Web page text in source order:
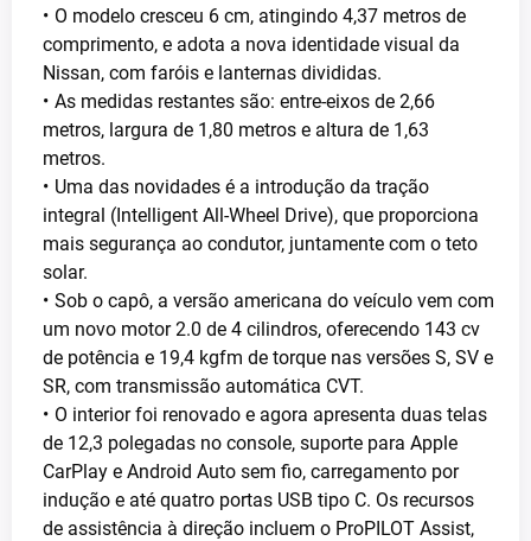
O modelo cresceu 6 cm, atingindo 4,37 metros de
comprimento, e adota a nova identidade visual da
Nissan, com faróis e lanternas divididas.
As medidas restantes são: entre-eixos de 2,66
metros, largura de 1,80 metros e altura de 1,63
metros.
Uma das novidades é a introdução da tração
integral (Intelligent All-Wheel Drive), que proporciona
mais segurança ao condutor, juntamente com o teto
solar.
Sob o capô, a versão americana do veículo vem com
um novo motor 2.0 de 4 cilindros, oferecendo 143 cv
de potência e 19,4 kgfm de torque nas versões S, SV e
SR, com transmissão automática CVT.
O interior foi renovado e agora apresenta duas telas
de 12,3 polegadas no console, suporte para Apple
CarPlay e Android Auto sem fio, carregamento por
indução e até quatro portas USB tipo C. Os recursos
de assistência à direção incluem o ProPILOT Assist,